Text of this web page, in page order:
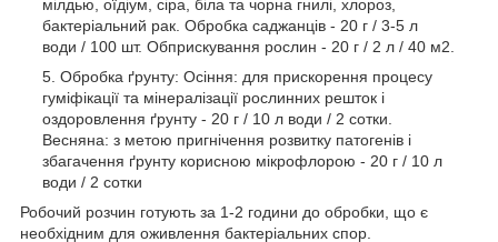
мілдью, оїдіум, сіра, біла та чорна гнилі, хлороз,
бактеріальний рак. Обробка саджанців - 20 г / 3-5 л
води / 100 шт. Обприскування рослин - 20 г / 2 л / 40 м2.
Обробка ґрунту: Осіння: для прискорення процесу
гуміфікації та мінералізації рослинних решток і
оздоровлення ґрунту - 20 г / 10 л води / 2 сотки.
Весняна: з метою пригнічення розвитку патогенів і
збагачення ґрунту корисною мікрофлорою - 20 г / 10 л
води / 2 сотки
Робочий розчин готують за 1-2 години до обробки, що є
необхідним для оживлення бактеріальних спор.